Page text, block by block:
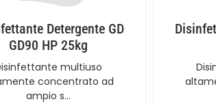
Detergente GD
GD90 HP 25kg
multiuso
concentrato ad
ampio s…